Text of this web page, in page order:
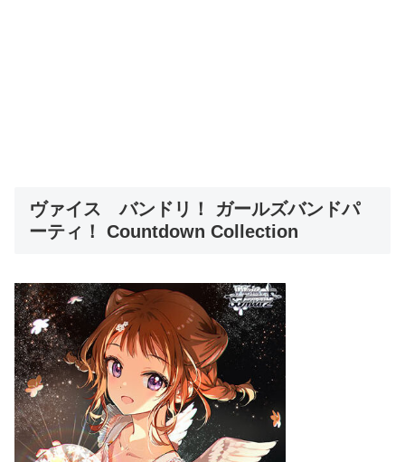
ヴァイス バンドリ！ ガールズバンドパ
ーティ！ Countdown Collection